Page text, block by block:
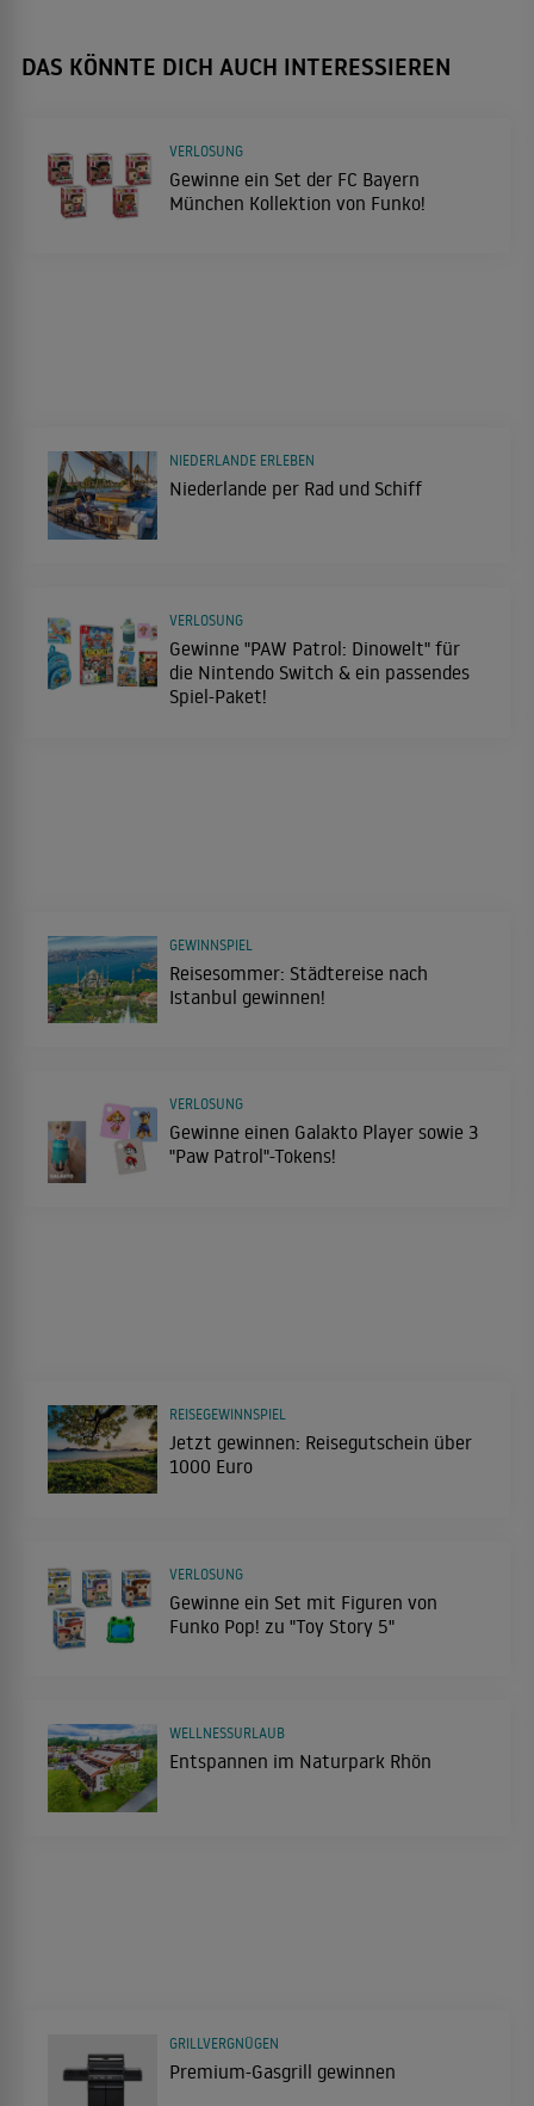
DAS KÖNNTE DICH AUCH INTERESSIEREN
Gewinne ein Set der FC Bayern
München Kollektion von Funko!
VERLOSUNG
Niederlande per Rad und Schiff
NIEDERLANDE ERLEBEN
Gewinne "PAW Patrol: Dinowelt" für
die Nintendo Switch & ein passendes
Spiel-Paket!
VERLOSUNG
Reisesommer: Städtereise nach
Istanbul gewinnen!
GEWINNSPIEL
Gewinne einen Galakto Player sowie 3
"Paw Patrol"-Tokens!
VERLOSUNG
Jetzt gewinnen: Reisegutschein über
1000 Euro
REISEGEWINNSPIEL
Gewinne ein Set mit Figuren von
Funko Pop! zu "Toy Story 5"
VERLOSUNG
Entspannen im Naturpark Rhön
WELLNESSURLAUB
Premium-Gasgrill gewinnen
GRILLVERGNÜGEN